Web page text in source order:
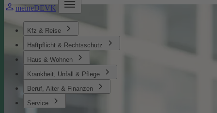
meineDEVK
Kfz & Reise
Haftpflicht & Rechtsschutz
Haus & Wohnen
Krankheit, Unfall & Pflege
Beruf, Alter & Finanzen
Service